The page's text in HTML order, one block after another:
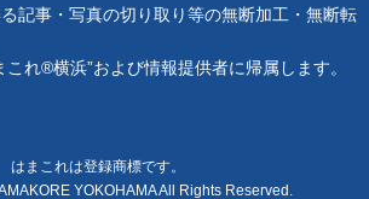
記事・写真の切り取り等の無断加工・無断転
れ®横浜”および情報提供者に帰属します。
はまこれは登録商標です。
YOKOHAMA All Rights Reserved.